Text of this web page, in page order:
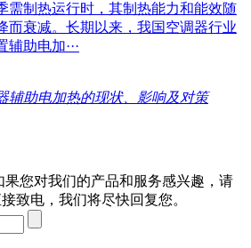
需制热运行时，其制热能力和能效随
而衰减。长期以来，我国空调器行业
助电加···
果您对我们的产品和服务感兴趣，请
致电，我们将尽快回复您。